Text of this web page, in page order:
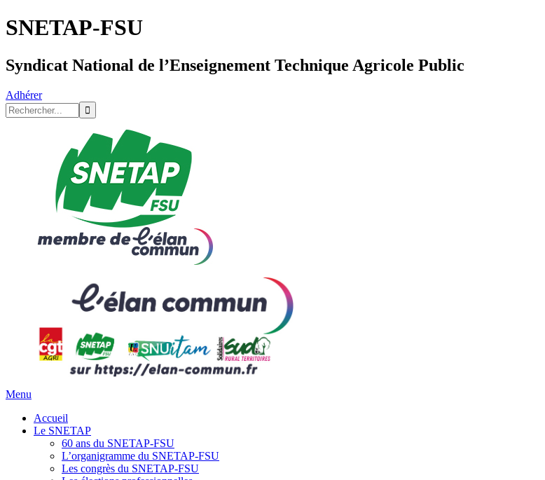
SNETAP-FSU
Syndicat National de l’Enseignement Technique Agricole Public
Adhérer
Menu
Accueil
Le SNETAP
60 ans du SNETAP-FSU
L’organigramme du SNETAP-FSU
Les congrès du SNETAP-FSU